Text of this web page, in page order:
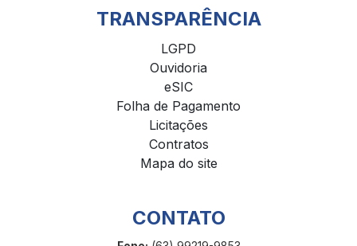
TRANSPARÊNCIA
LGPD
Ouvidoria
eSIC
Folha de Pagamento
Licitações
Contratos
Mapa do site
CONTATO